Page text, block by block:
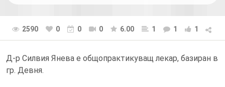
2590 0 0 0 6.00 1 1 1
Д-р Силвия Янева е общопрактикуващ лекар, базиран в
гр. Девня.